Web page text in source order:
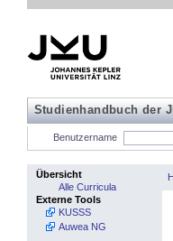
Studienhandbuch der
Benutzername
Übersicht
Alle Curricula
Externe Tools
KUSSS
Auwea NG